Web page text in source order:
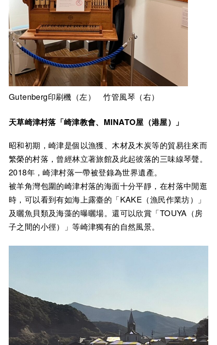
Gutenberg印刷機（左） 竹管風琴（右）
天草崎津村落「崎津教會、MINATO屋（港屋）」
昭和初期，崎津是個以漁獲、木材及木炭等的貿易往來而
繁榮的村落，曾經林立著旅館及此起彼落的三味線琴聲。
2018年，崎津村落一帶被登錄為世界遺產。
被羊角灣包圍的崎津村落的海面十分平靜，在村落中閒逛
時，可以看到有如海上露臺的「KAKE（漁民作業坊）」
及曬魚貝類及海藻的曝曬場。還可以欣賞「TOUYA（房
子之間的小徑）」等崎津獨有的自然風景。